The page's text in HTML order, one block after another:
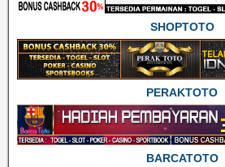
SHOPTOTO
PERAKTOTO
BARCATOTO